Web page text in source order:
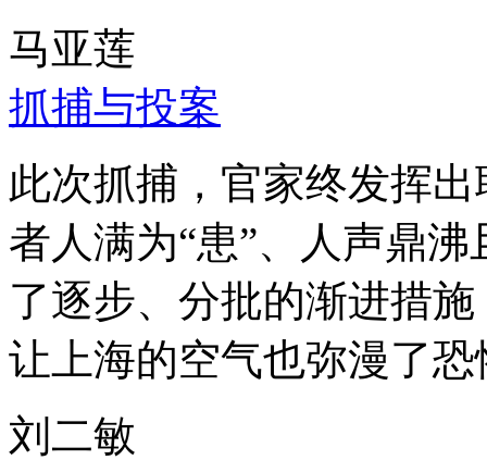
马亚莲
抓捕与投案
此次抓捕，官家终发挥
者人满为“患”、人声鼎
了逐步、分批的渐进措
让上海的空气也弥漫了
刘二敏